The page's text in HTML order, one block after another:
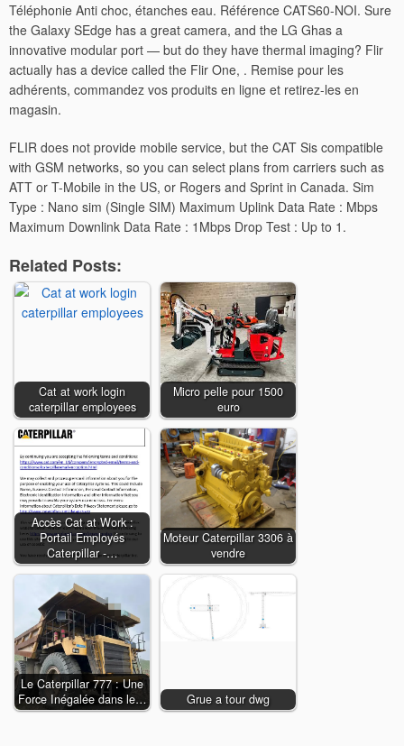
Téléphonie Anti choc, étanches eau. Référence CATS60-NOI. Sure
the Galaxy SEdge has a great camera, and the LG Ghas a
innovative modular port — but do they have thermal imaging? Flir
actually has a device called the Flir One, . Remise pour les
adhérents, commandez vos produits en ligne et retirez-les en
magasin.
FLIR does not provide mobile service, but the CAT Sis compatible
with GSM networks, so you can select plans from carriers such as
ATT or T-Mobile in the US, or Rogers and Sprint in Canada. Sim
Type ‎: ‎Nano sim (Single SIM) Maximum Uplink Data Rate ‎: ‎Mbps
Maximum Downlink Data Rate ‎: ‎1Mbps Drop Test ‎: ‎Up to 1.
Related Posts:
Cat at work login
caterpillar employees
Micro pelle pour 1500
euro
Accès Cat at Work :
Portail Employés
Caterpillar -…
Moteur Caterpillar 3306 à
vendre
Le Caterpillar 777 : Une
Force Inégalée dans le…
Grue a tour dwg